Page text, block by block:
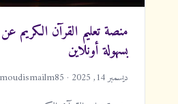
منصة تعليم القرآن الكريم
بسهولة أونلاين
ديسمبر 14, 2025 · mahmoudismailm85